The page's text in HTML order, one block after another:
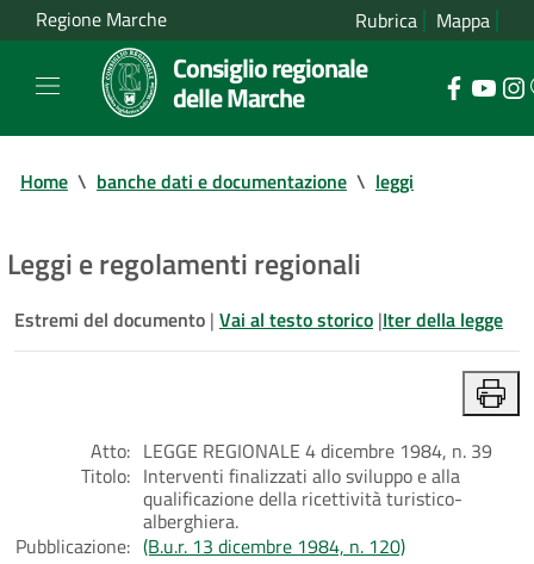
Regione Marche Rubrica Mappa
Consiglio regionale
delle Marche
Home \ banche dati e documentazione \ leggi
Leggi e regolamenti regionali
Estremi del documento | Vai al testo storico |Iter della legge
Atto: LEGGE REGIONALE 4 dicembre 1984, n. 39
Titolo: Interventi finalizzati allo sviluppo e alla
qualificazione della ricettività turistico-
alberghiera.
Pubblicazione: (B.u.r. 13 dicembre 1984, n. 120)